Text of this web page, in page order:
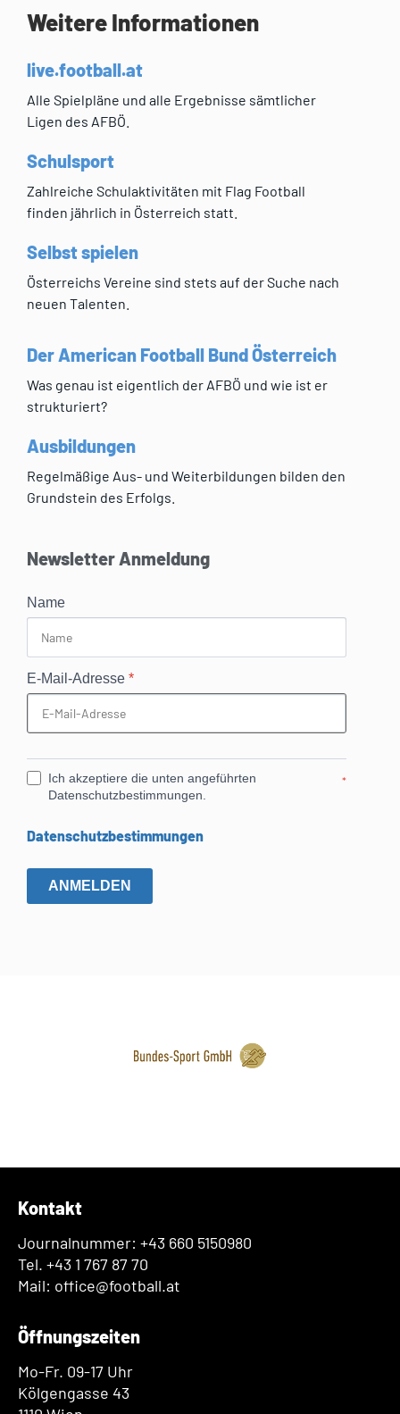
Weitere Informationen
live.football.at
Alle Spielpläne und alle Ergebnisse sämtlicher
Ligen des AFBÖ.
Schulsport
Zahlreiche Schulaktivitäten mit Flag Football
finden jährlich in Österreich statt.
Selbst spielen
Österreichs Vereine sind stets auf der Suche nach
neuen Talenten.
Der American Football Bund Österreich
Was genau ist eigentlich der AFBÖ und wie ist er
strukturiert?
Ausbildungen
Regelmäßige Aus- und Weiterbildungen bilden den
Grundstein des Erfolgs.
Newsletter Anmeldung
Name
E-Mail-Adresse *
Ich akzeptiere die unten angeführten
Datenschutzbestimmungen.
*
Datenschutzbestimmungen
ANMELDEN
Kontakt
Journalnummer: +43 660 5150980
Tel. +43 1 767 87 70
Mail: office@football.at
Öffnungszeiten
Mo-Fr. 09-17 Uhr
Kölgengasse 43